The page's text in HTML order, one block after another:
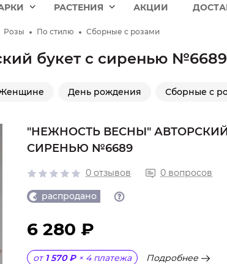
РАСТЕНИЯ АКЦИИ
Розы По стилю Сборные с розами
букет с сиренью №6689
День рождения Сборные с
"НЕЖНОСТЬ ВЕСНЫ"
СИРЕНЬЮ №6689
0 отзывов 0 вопросов
распродано
6 280 ₽
от 1 570 ₽ × 4 платежа Подробнее